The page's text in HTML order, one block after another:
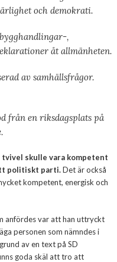
och demokrati.
,
åt allmänheten.
av samhällsfrågor.
från en riksdagsplats på
skulle vara kompetent
politiskt parti.Det är också
kompetent, energisk och
anfördes var att han uttryckt
personen som nämndes i
av en text på SD
goda skäl att tro att